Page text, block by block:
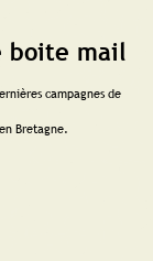
boite mail
campagnes de
Bretagne.